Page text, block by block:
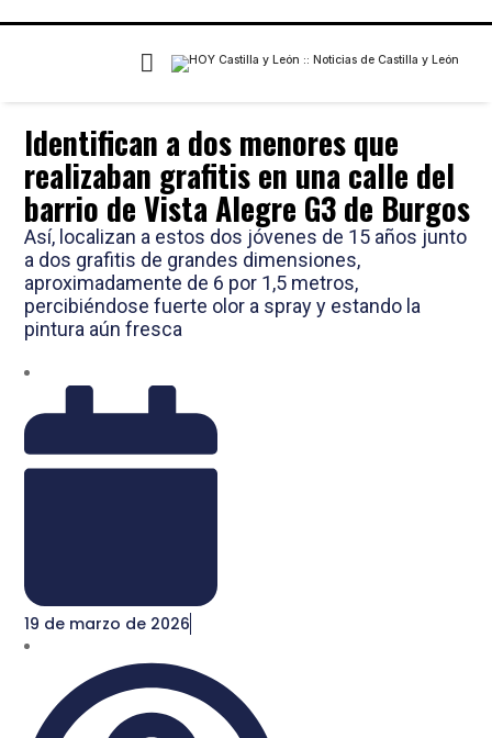
Identifican a dos menores que
realizaban grafitis en una calle del
barrio de Vista Alegre G3 de Burgos
Así, localizan a estos dos jóvenes de 15 años junto
a dos grafitis de grandes dimensiones,
aproximadamente de 6 por 1,5 metros,
percibiéndose fuerte olor a spray y estando la
pintura aún fresca
19 de marzo de 2026